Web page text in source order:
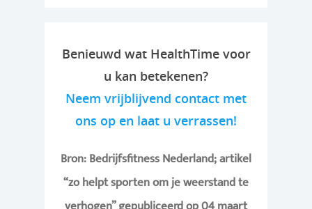
Benieuwd wat HealthTime voor
u kan betekenen?
Neem vrijblijvend contact met
ons op en laat u verrassen!
Bron: Bedrijfsfitness Nederland; artikel
“zo helpt sporten om je weerstand te